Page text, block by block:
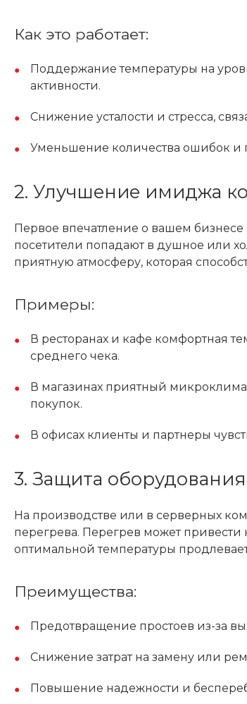
Как это работает:
Поддержание температуры на
активности.
Снижение усталости и стресса,
Уменьшение количества ошибок и
2. Улучшение имиджа
Первое впечатление о вашем
посетители попадают в душное или
приятную атмосферу, которая
Примеры:
В ресторанах и кафе комфортная
среднего чека.
В магазинах приятный
покупок.
В офисах клиенты и партнеры
3. Защита
На производстве или в серверных
перегрева. Перегрев может
оптимальной температуры
Преимущества:
Предотвращение простоев из-за
Снижение затрат на замену или
Повышение надежности и